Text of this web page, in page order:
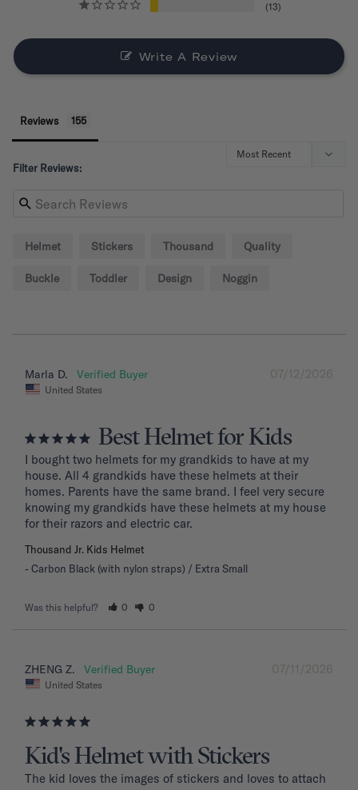
13
Write A Review
Reviews
Filter Reviews:
Helmet Stickers Thousand Quality
Buckle Toddler Design Noggin
07/12/2026
Marla D.
United States
Best Helmet for Kids
I bought two helmets for my grandkids to have at my
house. All 4 grandkids have these helmets at their
homes. Parents have the same brand. I feel very secure
knowing my grandkids have these helmets at my house
for their razors and electric car.
Thousand Jr. Kids Helmet
Carbon Black (with nylon straps) / Extra Small
Was this helpful? 0 0
07/11/2026
ZHENG Z.
United States
Kid's Helmet with Stickers
The kid loves the images of stickers and loves to attach